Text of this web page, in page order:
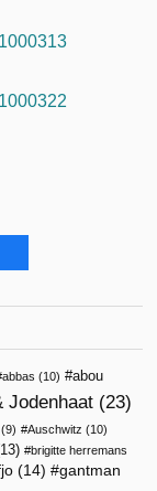
abbas (10)
abou
Jodenhaat (23)
(9) Auschwitz (10)
brigitte herremans
(14) gantman